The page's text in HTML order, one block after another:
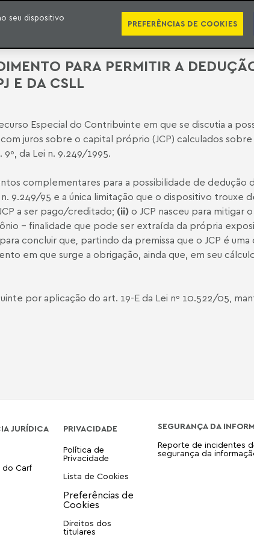
PRÊMIOS E RECONHECIMENTOS CONTATO NEWSLETTER
PARA PERMITIR A
E DA CSLL
Especial do Contribuinte em que se discutia a
juros sobre o capital próprio (JCP) calculados
da Lei n. 9.249/1995.
complementares para a possibilidade de dedução
9.249/95 e a única limitação que o dispositivo trouxe
a ser pago/creditado; (ii) o JCP nasceu para mitigar
- finalidade que pode ser extraída da própria
concluir que, partindo da premissa que o JCP é
em que surge a obrigação, ainda que, em seu
por aplicação do art. 19-E da Lei nº 10.522/05,
JURÍDICA
do Carf
PRIVACIDADE
Política de
Privacidade
Lista de Cookies
Direitos dos
titulares
SEGURANÇA DA
Reporte de incidentes
segurança da
seu dispositivo
PREFERÊNCIAS DE COOKIES